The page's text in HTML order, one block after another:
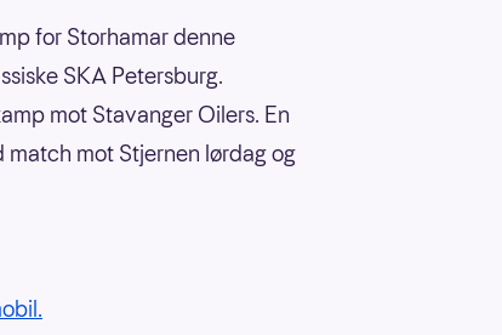
for Storhamar denne
SKA Petersburg.
mot Stavanger Oilers. En
mot Stjernen lørdag og